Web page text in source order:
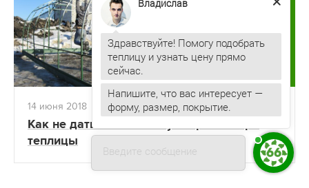
14 июня 2018
Как не дать себя обмануть при выборе
теплицы
Введите сообщение
Владислав
Здравствуйте! Помогу подобрать
теплицу и узнать цену прямо
Напишите, что вас интересует —
форму, размер, покрытие.